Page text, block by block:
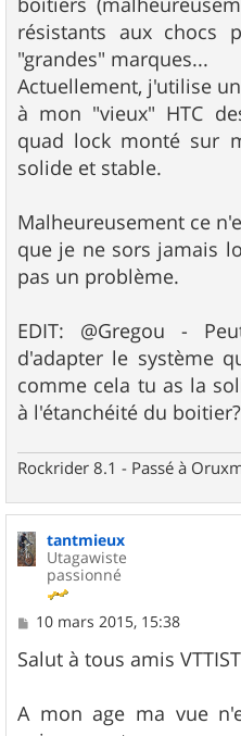
e
résistants aux chocs
"grandes" marques...
Actuellement, j'utilise
à mon "vieux" HTC
quad lock monté sur
solide et stable.
Malheureusement ce
que je ne sors jamais
pas un problème.
EDIT: @Gregou -
d'adapter le système
comme cela tu as la
à l'étanchéité du
Rockrider 8.1 - Passé à
tantmieux
Utagawiste
passionné
M
s
s
e
10 mars 2015, 15:38
Salut à tous amis
A mon age ma vue